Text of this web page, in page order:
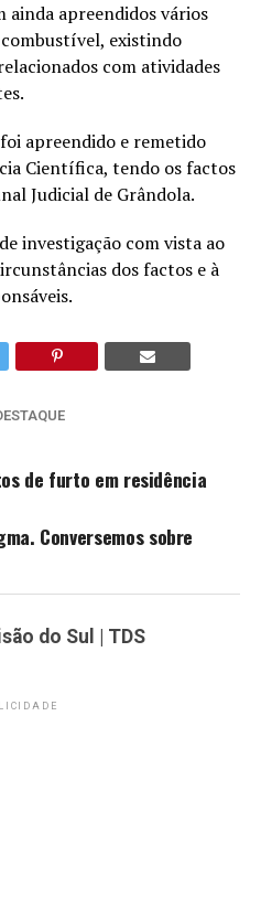
ainda apreendidos vários
existindo
com atividades
apreendido e remetido
Científica, tendo os factos
Judicial de Grândola.
investigação com vista ao
dos factos e à
de furto em residência
Conversemos sobre
do Sul | TDS